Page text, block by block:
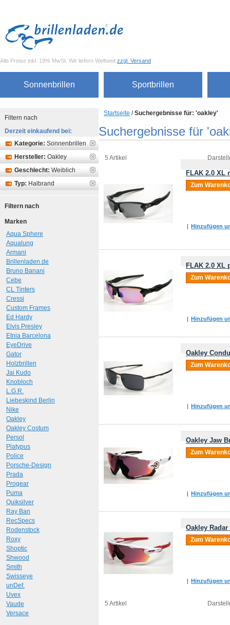
Alle Preise inkl. 19% MwSt. Wir liefern Weltweit zzgl. Versand
Sonnenbrillen Sportbrillen
Startseite /Suchergebnisse für: 'oakley'
Suchergebnisse für
5 Artikel
FLAK 2.0 XL
Zum
| Hinzufügen
FLAK 2.0 XL
Zum
| Hinzufügen
Oakley
Zum
| Hinzufügen
Oakley Jaw
Zum
| Hinzufügen
Oakley
Zum
| Hinzufügen
5 Artikel
Filtern nach
Derzeit einkaufend bei:
Kategorie: Sonnenbrillen
Hersteller: Oakley
Geschlecht: Weiblich
Typ: Halbrand
Filtern nach
Marken
Aqua Sphere
Aqualung
Armani
Brillenladen.de
Bruno Banani
Cebe
CL Tinters
Cressi
Custom Frames
Ed Hardy
Elvis Presley
Etnia Barcelona
EyeDrive
Gator
Holzbrillen
Jai Kudo
Knobloch
L.G.R.
Liebeskind Berlin
Nike
Oakley
Oakley Costum
Persol
Platypus
Police
Porsche-Design
Prada
Progear
Puma
Quiksilver
Ray Ban
RecSpecs
Rodenstock
Roxy
Shoptic
Shwood
Smith
Swisseye
unDef.
Uvex
Vaude
Versace